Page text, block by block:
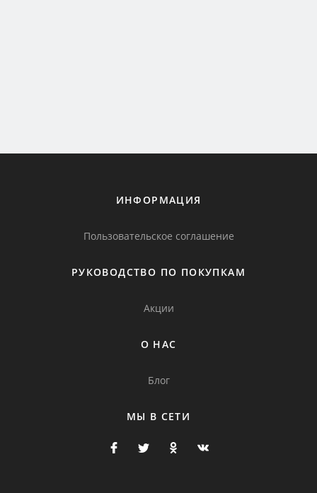
ИНФОРМАЦИЯ
Пользовательское соглашение
РУКОВОДСТВО ПО ПОКУПКАМ
Акции
О НАС
Блог
МЫ В СЕТИ